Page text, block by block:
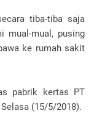
tiba-tiba saja
mual-mual, pusing
ke rumah sakit
pabrik kertas PT
(15/5/2018).